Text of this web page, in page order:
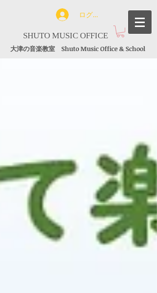
ログイン
SHUTO MUSIC OFFICE
大津の音楽教室 Shuto Music Office & School